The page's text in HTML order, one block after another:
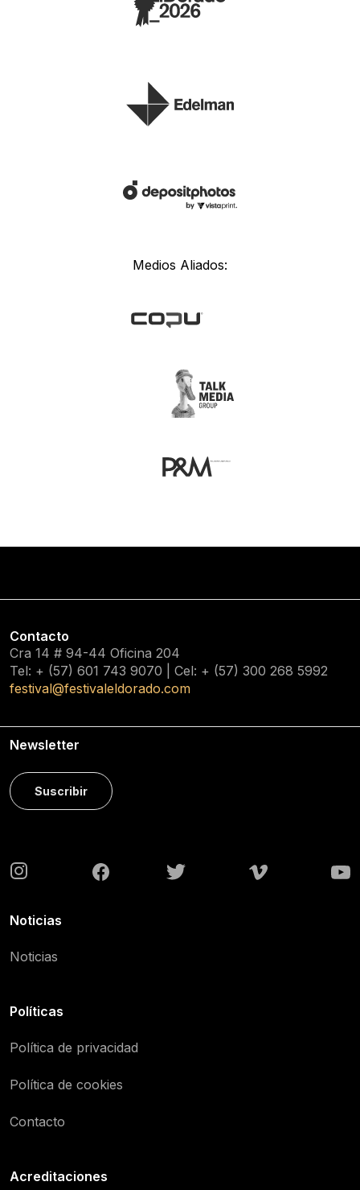
Medios Aliados:
Contacto
Cra 14 # 94-44 Oficina 204
Tel: + (57) 601 743 9070 | Cel: + (57) 300 268 5992
festival@festivaleldorado.com
Newsletter
Suscribir
Noticias
Noticias
Políticas
Política de privacidad
Política de cookies
Contacto
Acreditaciones